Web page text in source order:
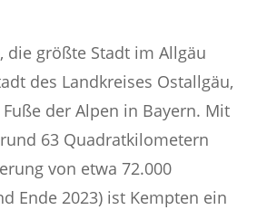
die größte Stadt im Allgäu
des Landkreises Ostallgäu,
der Alpen in Bayern. Mit
63 Quadratkilometern
von etwa 72.000
Ende 2023) ist Kempten ein